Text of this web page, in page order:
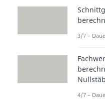
3/7 –
4/7 –